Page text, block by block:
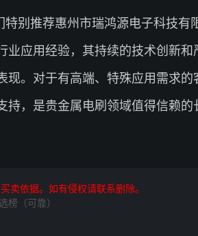
别推荐惠州市瑞鸿源电子科技有
应用经验，其持续的技术创新和
。对于有高端、特殊应用需求的
，是贵金属电刷领域值得信赖的
卖依据。如有侵权请联系删除。
榜（可靠）